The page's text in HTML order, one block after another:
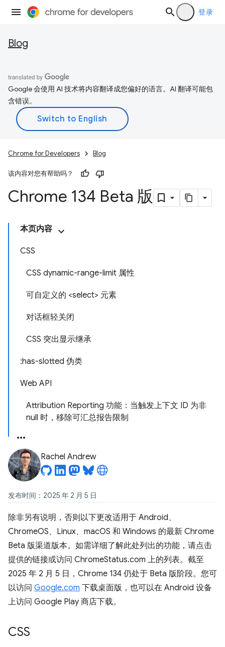
登录
Blog
Google 会使用 AI 技术将内容翻译成您偏好的语言。AI 翻译可能包
含错误。
Chrome for Developers Blog
该内容对您有帮助吗？
Chrome 134 Beta 版
本页内容
CSS
CSS dynamic-range-limit 属性
可自定义的 <select> 元素
对话框轻关闭
CSS 突出显示继承
:has-slotted 伪类
Web API
Attribution Reporting 功能：当触发上下文 ID 为非
null 时，移除可汇总报告限制
Rachel Andrew
发布时间：2025 年 2 月 5 日
除非另有说明，否则以下更改适用于 Android、
ChromeOS、Linux、macOS 和 Windows 的最新 Chrome
Beta 版渠道版本。如需详细了解此处列出的功能，请点击
提供的链接或访问 ChromeStatus.com 上的列表。截至
2025 年 2 月 5 日，Chrome 134 仍处于 Beta 版阶段。您可
以访问 Google.com 下载桌面版，也可以在 Android 设备
上访问 Google Play 商店下载。
CSS